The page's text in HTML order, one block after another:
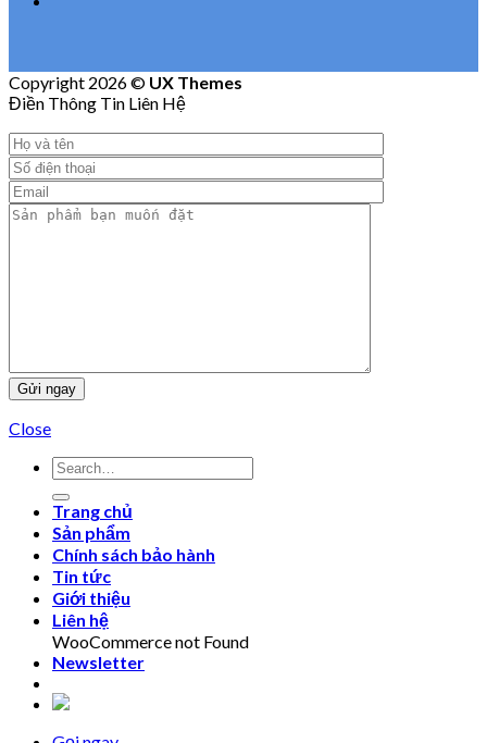
Copyright 2026 © UX Themes
Điền Thông Tin Liên Hệ
Close
Trang chủ
Sản phẩm
Chính sách bảo hành
Tin tức
Giới thiệu
Liên hệ
WooCommerce not Found
Newsletter